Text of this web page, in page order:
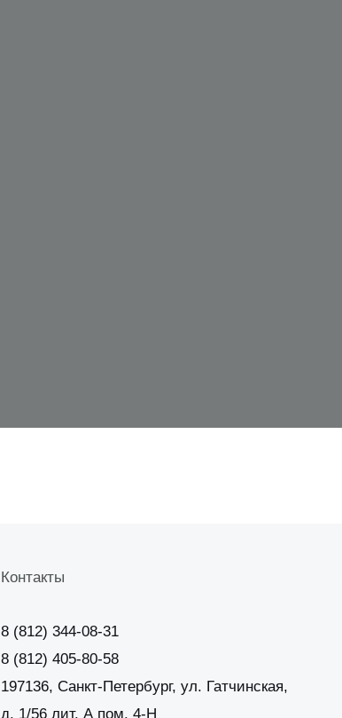
Контакты
8 (812) 344-08-31
8 (812) 405-80-58
197136, Санкт-Петербург, ул. Гатчинская,
д. 1/56 лит. А пом. 4-Н